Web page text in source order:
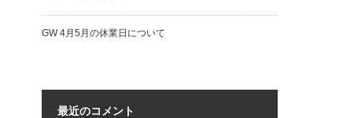
GW 4月5月の休業日について
最近のコメント